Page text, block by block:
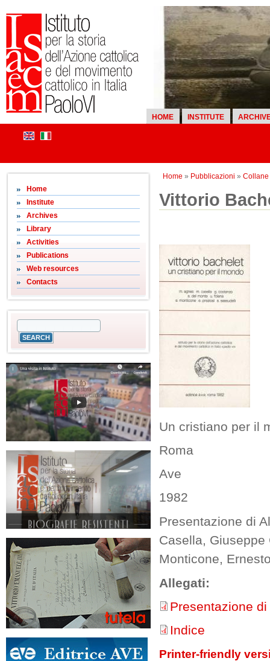
HOME INSTITUTE
Home » Pubblicazioni » Collane
Home
Institute
Archives
Library
Activities
Publications
Web resources
Contacts
Vittorio
Un cristiano per il
Roma
Ave
1982
Presentazione di
Casella, Giuseppe
Monticone,
Allegati:
Presentazione
Indice
Printer-friendly